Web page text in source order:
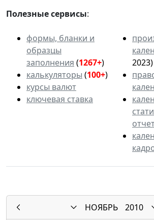
Полезные сервисы:
формы, бланки и
образцы
заполнения (1267+)
калькуляторы (100+)
курсы валют
ключевая ставка
2023)
НОЯБРЬ
2010